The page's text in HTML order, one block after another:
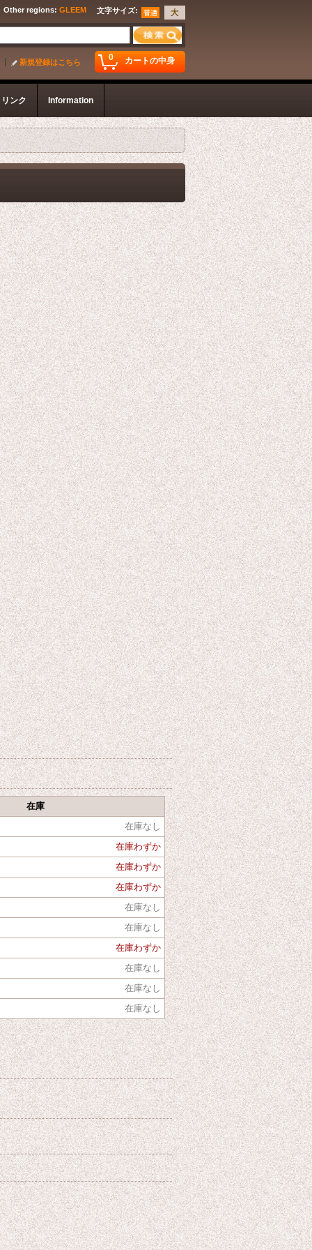
文字サイズ:
Other regions: GLEEM
0 カートの中身
新規登録はこちら
リンク Information
在庫
在庫なし
在庫わずか
在庫わずか
在庫わずか
在庫なし
在庫なし
在庫わずか
在庫なし
在庫なし
在庫なし